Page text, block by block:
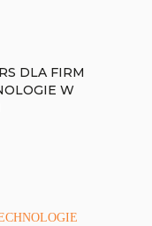
DLA FIRM
W